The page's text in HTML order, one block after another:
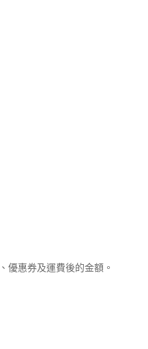
優惠券及運費後的金額。